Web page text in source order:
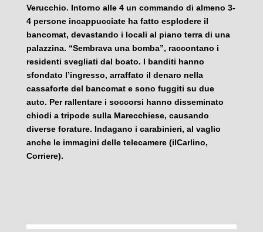
Verucchio. Intorno alle 4 un commando di almeno 3-
4 persone incappucciate ha fatto esplodere il
bancomat, devastando i locali al piano terra di una
palazzina. “Sembrava una bomba”, raccontano i
residenti svegliati dal boato. I banditi hanno
sfondato l’ingresso, arraffato il denaro nella
cassaforte del bancomat e sono fuggiti su due
auto. Per rallentare i soccorsi hanno disseminato
chiodi a tripode sulla Marecchiese, causando
diverse forature. Indagano i carabinieri, al vaglio
anche le immagini delle telecamere (ilCarlino,
Corriere).